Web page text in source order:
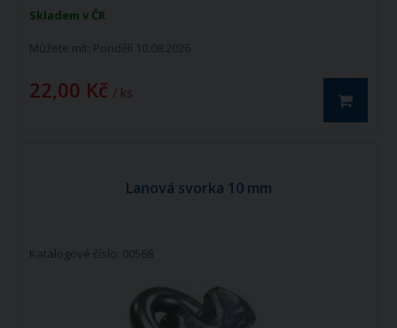
Skladem v ČR
Můžete mít: Pondělí 10.08.2026
22,00 Kč / ks
Lanová svorka 10 mm
Katalogové číslo: 00568